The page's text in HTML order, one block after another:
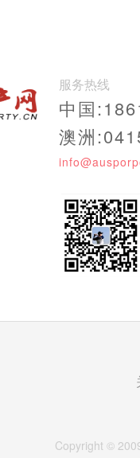
服务热线
中国
澳洲
Copyright ©